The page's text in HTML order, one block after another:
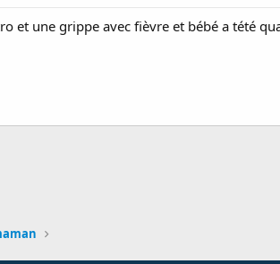
et une grippe avec fièvre et bébé a tété